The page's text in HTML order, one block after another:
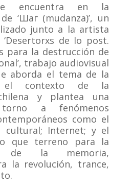
encuentra en la
‘Шаг (mudanza)’, un
junto a la artista
‘Desertorxs de lo post.
para la destrucción de
trabajo audiovisual
aborda el tema de la
el contexto de la
y plantea una
a fenómenos
como el
cultural; Internet; y el
que terreno para la
de la memoria,
la revolución, trance,